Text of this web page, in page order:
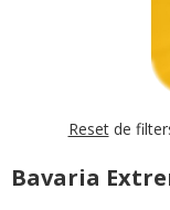
Resetde
Bavaria